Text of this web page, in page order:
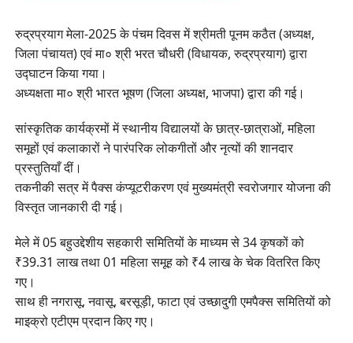
रुद्रप्रयाग मेला-2025 के पंचम दिवस में श्रीमती पूनम कठैत (अध्यक्ष,
जिला पंचायत) एवं मा० श्री भरत चौधरी (विधायक, रुद्रप्रयाग) द्वारा
उद्घाटन किया गया।
अध्यक्षता मा० श्री भारत भूषण (जिला अध्यक्ष, भाजपा) द्वारा की गई।
सांस्कृतिक कार्यक्रमों में स्थानीय विद्यालयों के छात्र-छात्राओं, महिला
समूहों एवं कलाकारों ने पारंपरिक लोकगीतों और नृत्यों की शानदार
प्रस्तुतियाँ दीं।
तकनीकी सत्र में पैक्स कंप्यूटरीकरण एवं मुख्यमंत्री स्वरोजगार योजना की
विस्तृत जानकारी दी गई।
मेले में 05 बहुउद्देशीय सहकारी समितियों के माध्यम से 34 कृषकों को
₹39.31 लाख तथा 01 महिला समूह को ₹4 लाख के चेक वितरित किए
गए।
साथ ही नगरासू, नवासू, बरसूड़ी, फाटा एवं उच्छादुगी एमपैक्स समितियों को
माइक्रो एटीएम प्रदान किए गए।